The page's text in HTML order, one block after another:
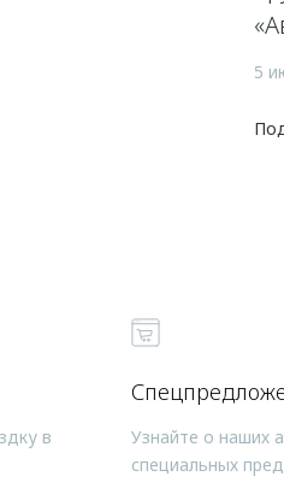
5
в
Узнайте о наших
специальных